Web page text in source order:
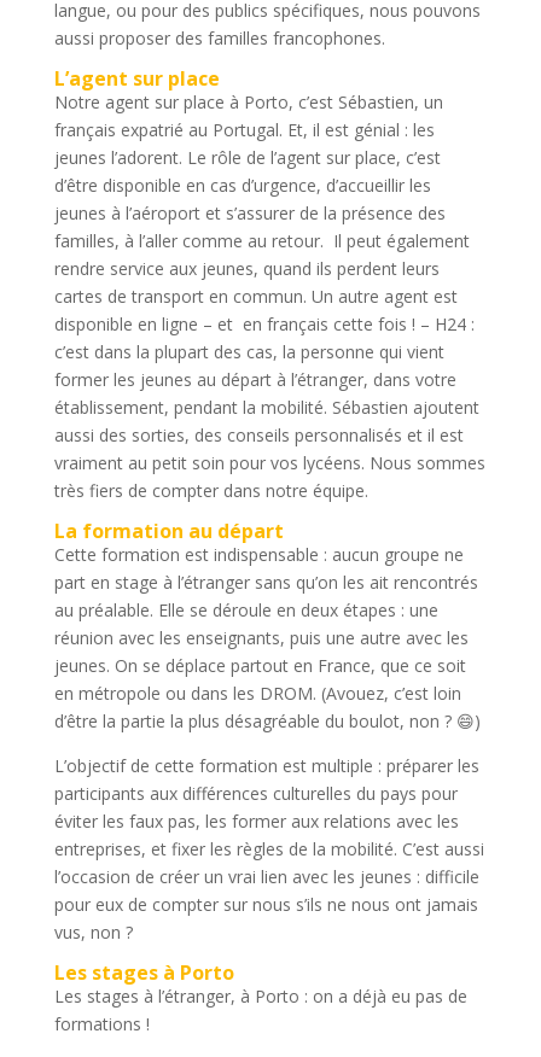
langue, ou pour des publics spécifiques, nous pouvons
aussi proposer des familles francophones.
L’agent sur place
Notre agent sur place à Porto, c’est Sébastien, un
français expatrié au Portugal. Et, il est génial : les
jeunes l’adorent. Le rôle de l’agent sur place, c’est
d’être disponible en cas d’urgence, d’accueillir les
jeunes à l’aéroport et s’assurer de la présence des
familles, à l’aller comme au retour. Il peut également
rendre service aux jeunes, quand ils perdent leurs
cartes de transport en commun. Un autre agent est
disponible en ligne – et en français cette fois ! – H24 :
c’est dans la plupart des cas, la personne qui vient
former les jeunes au départ à l’étranger, dans votre
établissement, pendant la mobilité. Sébastien ajoutent
aussi des sorties, des conseils personnalisés et il est
vraiment au petit soin pour vos lycéens. Nous sommes
très fiers de compter dans notre équipe.
La formation au départ
Cette formation est indispensable : aucun groupe ne
part en stage à l’étranger sans qu’on les ait rencontrés
au préalable. Elle se déroule en deux étapes : une
réunion avec les enseignants, puis une autre avec les
jeunes. On se déplace partout en France, que ce soit
en métropole ou dans les DROM. (Avouez, c’est loin
d’être la partie la plus désagréable du boulot, non ? 😄)
L’objectif de cette formation est multiple : préparer les
participants aux différences culturelles du pays pour
éviter les faux pas, les former aux relations avec les
entreprises, et fixer les règles de la mobilité. C’est aussi
l’occasion de créer un vrai lien avec les jeunes : difficile
pour eux de compter sur nous s’ils ne nous ont jamais
vus, non ?
Les stages à Porto
Les stages à l’étranger, à Porto : on a déjà eu pas de
formations !